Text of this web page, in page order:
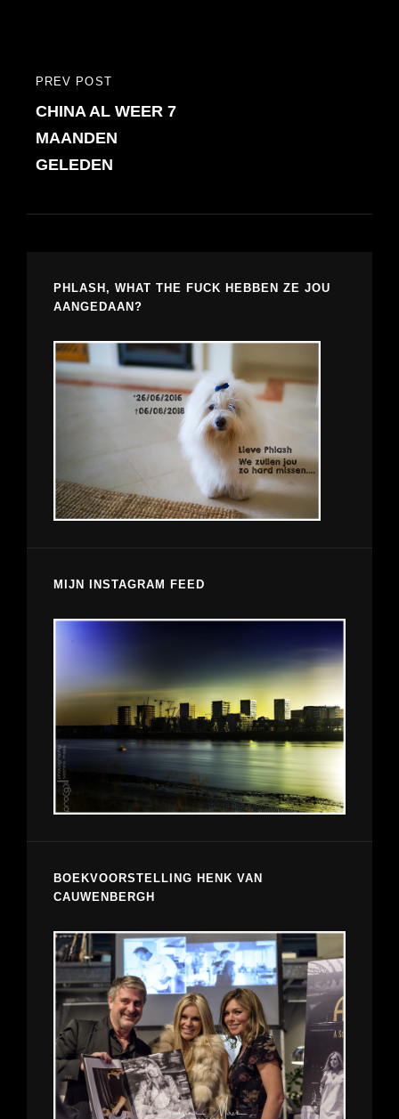
Bericht
navigatie
PREVIOUS
POST
PREV POST
CHINA AL WEER 7
MAANDEN
GELEDEN
PHLASH, WHAT THE FUCK HEBBEN ZE JOU
AANGEDAAN?
MIJN INSTAGRAM FEED
BOEKVOORSTELLING HENK VAN
CAUWENBERGH